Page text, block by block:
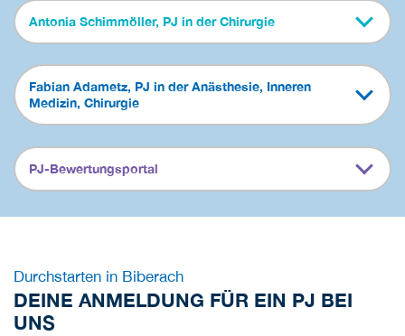
Antonia Schimmöller, PJ in der Chirurgie
Fabian Adametz, PJ in der Anästhesie, Inneren
Medizin, Chirurgie
PJ-Bewertungsportal
Durchstarten in Biberach
DEINE ANMELDUNG FÜR EIN PJ BEI
UNS